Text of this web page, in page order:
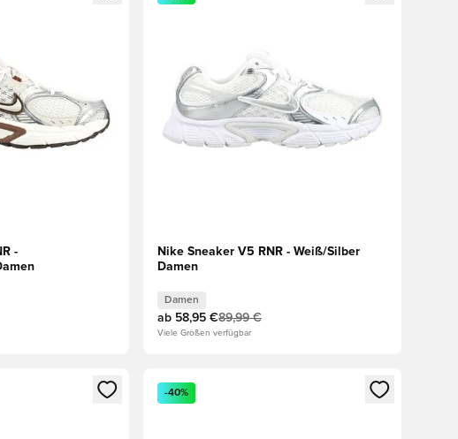
-
Nike Sneaker V5 RNR - Weiß/Silber
Damen
Damen
ab 58,95 €89,99 €
Viele Größen verfügbar
zum Anmelden oder Registrieren als Mitglied
Öffnet ein neues Fenster zum Anmelden oder
-40%